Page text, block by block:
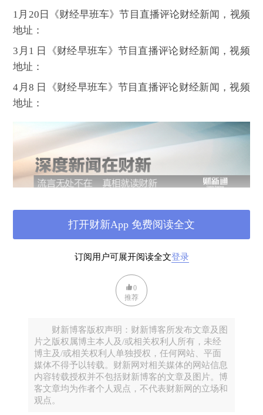
1月20日《财经早班车》节目直播评论财经新闻，视频
地址：
3月1 日《财经早班车》节目直播评论财经新闻，视频
地址：
4月8 日《财经早班车》节目直播评论财经新闻，视频
地址：
订阅用户可展开阅读全文登录
打开财新App 免费阅读全文
0
推荐
财新博客版权声明：财新博客所发布文章及图
片之版权属博主本人及/或相关权利人所有，未经
博主及/或相关权利人单独授权，任何网站、平面
媒体不得予以转载。财新网对相关媒体的网站信息
内容转载授权并不包括财新博客的文章及图片。博
客文章均为作者个人观点，不代表财新网的立场和
观点。